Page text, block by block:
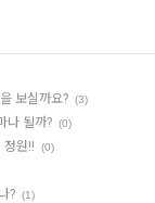
보실까요? (3)
나 될까? (0)
정원!! (0)
? (1)